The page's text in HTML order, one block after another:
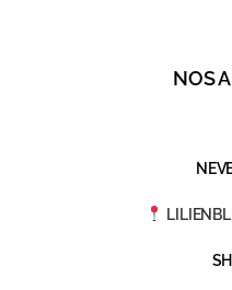
NOS